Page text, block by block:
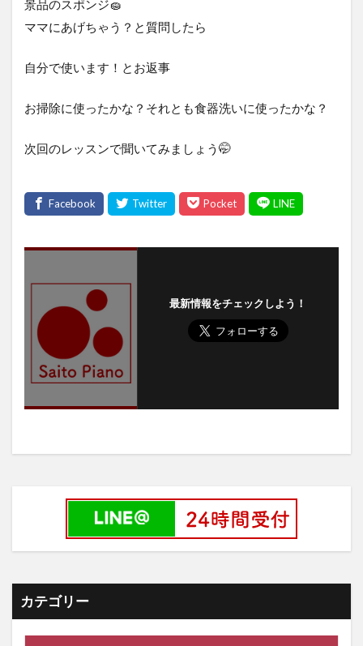
景品のスポンジ🧽
ママにあげちゃう？と質問したら
自分で使います！とお返事
お掃除に使ったかな？それとも食器洗いに使ったかな？
次回のレッスンで聞いてみましょう🤭
最新情報をチェックしよう！
カテゴリー